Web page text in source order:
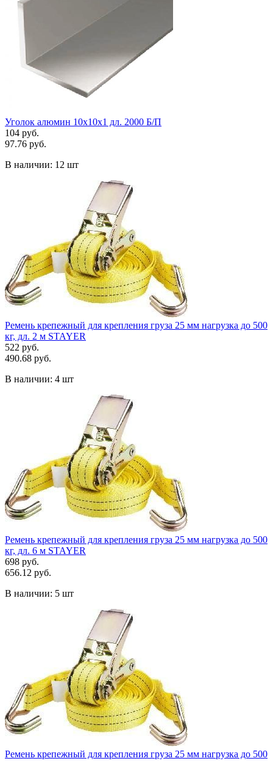
Уголок алюмин 10х10х1 дл. 2000 Б/П
104 руб.
97.76 руб.
В наличии: 12 шт
Ремень крепежный для крепления груза 25 мм нагрузка до 500
кг, дл. 2 м STAYER
522 руб.
490.68 руб.
В наличии: 4 шт
Ремень крепежный для крепления груза 25 мм нагрузка до 500
кг, дл. 6 м STAYER
698 руб.
656.12 руб.
В наличии: 5 шт
Ремень крепежный для крепления груза 25 мм нагрузка до 500